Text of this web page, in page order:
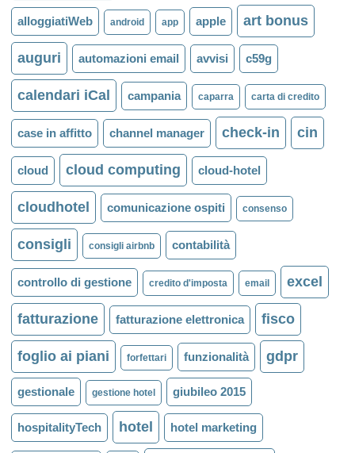
alloggiatiWeb android app apple art bonus
auguri automazioni email avvisi c59g
calendari iCal campania caparra carta di credito
case in affitto channel manager check-in cin
cloud cloud computing cloud-hotel
cloudhotel comunicazione ospiti consenso
consigli consigli airbnb contabilità
controllo di gestione credito d'imposta email excel
fatturazione fatturazione elettronica fisco
foglio ai piani forfettari funzionalità gdpr
gestionale gestione hotel giubileo 2015
hospitalityTech hotel hotel marketing